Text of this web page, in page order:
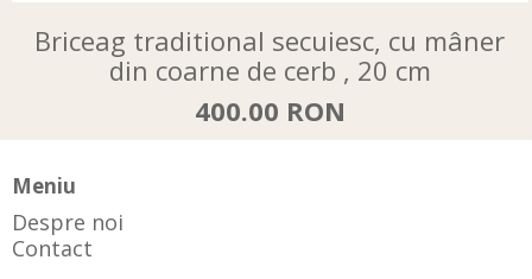
Briceag traditional secuiesc, cu mâner
din coarne de cerb , 20 cm
400.00 RON
Meniu
Despre noi
Contact